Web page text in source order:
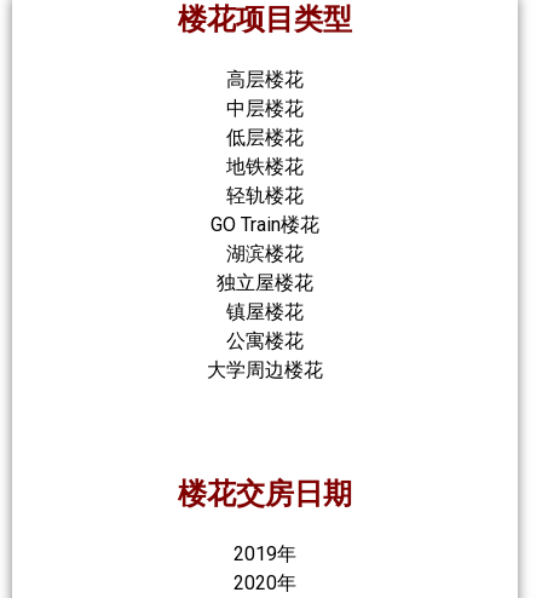
楼花项目类型
高层楼花
中层楼花
低层楼花
地铁楼花
轻轨楼花
GO Train楼花
湖滨楼花
独立屋楼花
镇屋楼花
公寓楼花
大学周边楼花
楼花交房日期
2019年
2020年